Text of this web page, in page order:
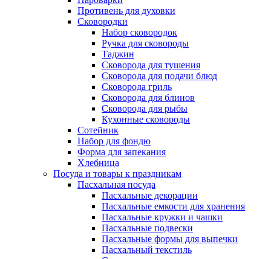
Противень для духовки
Сковородки
Набор сковородок
Ручка для сковороды
Таджин
Сковорода для тушения
Сковорода для подачи блюд
Сковорода гриль
Сковорода для блинов
Сковорода для рыбы
Кухонные сковороды
Сотейник
Набор для фондю
Форма для запекания
Хлебница
Посуда и товары к праздникам
Пасхальная посуда
Пасхальные декорации
Пасхальные емкости для хранения
Пасхальные кружки и чашки
Пасхальные подвески
Пасхальные формы для выпечки
Пасхальный текстиль